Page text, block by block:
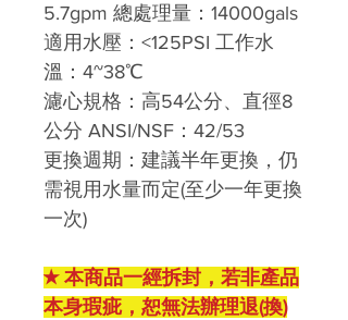
5.7gpm 總處理量：14000gals
適用水壓：<125PSI 工作水
溫：4~38℃
濾心規格：高54公分、直徑8
公分 ANSI/NSF：42/53
更換週期：建議半年更換，仍
需視用水量而定(至少一年更換
一次)
★ 本商品一經拆封，若非產品
本身瑕疵，恕無法辦理退(換)